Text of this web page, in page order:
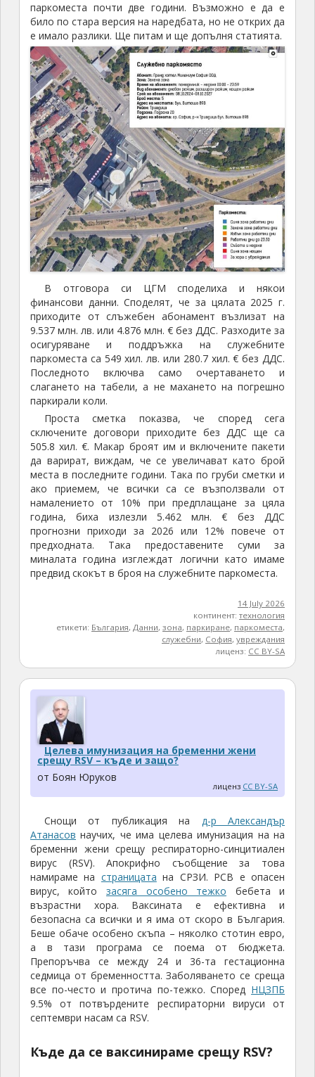
паркоместа почти две години. Възможно е да е
било по стара версия на наредбата, но не открих да
е имало разлики. Ще питам и ще допълня статията.
В отговора си ЦГМ споделиха и някои
финансови данни. Споделят, че за цялата 2025 г.
приходите от слъжебен абонамент възлизат на
9.537 млн. лв. или 4.876 млн. € без ДДС. Разходите за
осигуряване и поддръжка на служебните
паркоместа са 549 хил. лв. или 280.7 хил. € без ДДС.
Последното включва само очертаването и
слагането на табели, а не махането на погрешно
паркирали коли.
Проста сметка показва, че според сега
сключените договори приходите без ДДС ще са
505.8 хил. €. Макар броят им и включените пакети
да варират, виждам, че се увеличават като брой
места в последните години. Така по груби сметки и
ако приемем, че всички са се възползвали от
намалението от 10% при предплащане за цяла
година, биха излезли 5.462 млн. € без ДДС
прогнозни приходи за 2026 или 12% повече от
предходната. Така предоставените суми за
миналата година изглеждат логични като имаме
предвид скокът в броя на служебните паркоместа.
14 July 2026
континент:технология
етикети: България, Данни,зона, паркиране, паркоместа,
служебни, София,увреждания
лиценз: CC BY-SA
Целева имунизация на бременни жени
срещу RSV – къде и защо?
от Боян Юруков
лиценз CC BY-SA
Снощи от публикация на д-р Александър
Атанасов научих, че има целева имунизация на на
бременни жени срещу респираторно-синцитиален
вирус (RSV). Апокрифно съобщение за това
намираме на страницата на СРЗИ. РСВ е опасен
вирус, който засяга особено тежко бебета и
възрастни хора. Ваксината е ефективна и
безопасна са всички и я има от скоро в България.
Беше обаче особено скъпа – няколко стотин евро,
а в тази програма се поема от бюджета.
Препоръчва се между 24 и 36-та гестационна
седмица от бременността. Заболяването се среща
все по-често и протича по-тежко. Според НЦЗПБ
9.5% от потвърдените респираторни вируси от
септември насам са RSV.
Къде да се ваксинираме срещу RSV?